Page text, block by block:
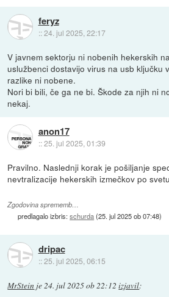
feryz
::24. jul 2025, 22:17
V javnem sektorju ni nobenih hekerskih
uslužbenci dostavijo virus na usb ključku
razlike ni nobene.
Nori bi bili, če ga ne bi. Škode za njih ni
nekaj.
anon17
::25. jul 2025, 01:39
Pravilno. Naslednji korak je pošiljanje
nevtralizacije hekerskih izmečkov po
Zgodovina sprememb…
predlagalo izbris:schurda(25. jul 2025 ob 07:48)
dripac
::25. jul 2025, 06:15
MrStein je 24. jul 2025 ob 22:12 izjavil: